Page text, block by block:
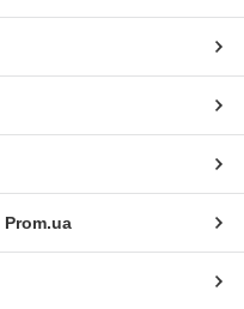
Prom.ua